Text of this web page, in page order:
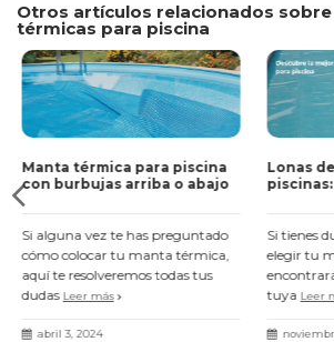
Otros artículos relacionados
térmicas para piscina
Manta térmica para piscina
con burbujas arriba o abajo
Si alguna vez te has preguntado
cómo colocar tu manta térmica,
aquí te resolveremos todas tus
dudasLeer más
abril 3, 2024
Lonas
piscinas:
Si tienes
elegir tu
tuyaLeer